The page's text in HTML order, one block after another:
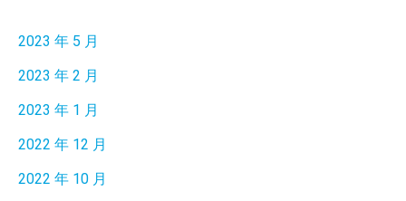
2023 年 5 月
2023 年 2 月
2023 年 1 月
2022 年 12 月
2022 年 10 月